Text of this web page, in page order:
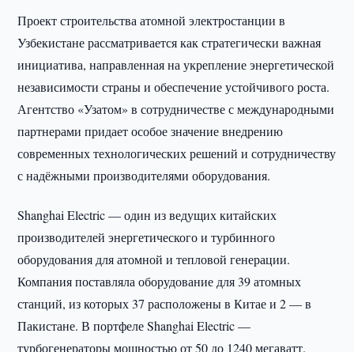
Проект строительства атомной электростанции в
Узбекистане рассматривается как стратегически важная
инициатива, направленная на укрепление энергетической
независимости страны и обеспечение устойчивого роста.
Агентство «Узатом» в сотрудничестве с международными
партнерами придает особое значение внедрению
современных технологических решений и сотрудничеству
с надёжными производителями оборудования.
Shanghai Electric — один из ведущих китайских
производителей энергетического и турбинного
оборудования для атомной и тепловой генерации.
Компания поставляла оборудование для 39 атомных
станций, из которых 37 расположены в Китае и 2 — в
Пакистане. В портфеле Shanghai Electric —
турбогенераторы мощностью от 50 до 1240 мегаватт.